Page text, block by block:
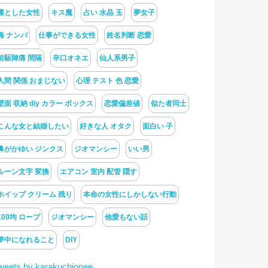
とした女性 キス魔 占い 水晶 玉 夢女子
ナンパ 仕事ができる女性 姓名判断 恋愛
駆陣痛 間隔 辛口オネエ 仙人系男子
間 関係 おまじない 心理 テスト 色 恋愛
面 収納 diy カラー ボックス 恋愛偏差値 似た者同士
んな女と結婚したい 好きな人 オタク 面白い 子
がかゆい ジンクス ジオマンシー いい男
ーン文字 変換 エアコン 室内 配管 隠す
イップ クリーム 残り 本命の女性にしかしない行動
均 ロープ ジオマンシー 他愛もない話
中になれること DIY